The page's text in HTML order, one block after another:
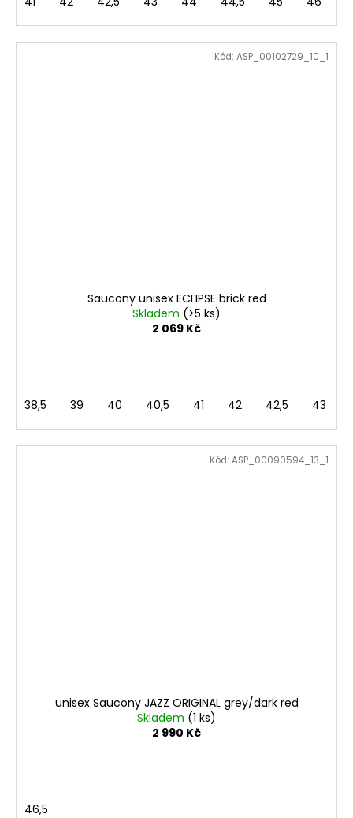
Saucony unisex ECLIPSE brick red
Skladem (>5 ks)
2 069 Kč
38,5 39 40 40,5 41 42 42,5 43
Kód: ASP_00102729_10_1
unisex Saucony JAZZ ORIGINAL grey/dark red
Skladem (1 ks)
2 990 Kč
46,5
Kód: ASP_00090594_13_1